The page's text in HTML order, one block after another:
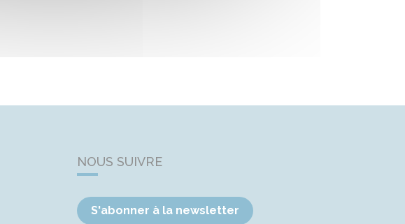
NOUS SUIVRE
S'abonner à la newsletter